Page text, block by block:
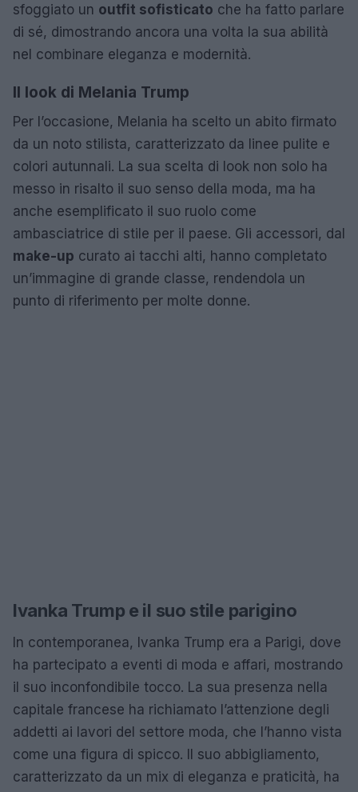
sfoggiato un outfit sofisticato che ha fatto parlare
di sé, dimostrando ancora una volta la sua abilità
nel combinare eleganza e modernità.
Il look di Melania Trump
Per l’occasione, Melania ha scelto un abito firmato
da un noto stilista, caratterizzato da linee pulite e
colori autunnali. La sua scelta di look non solo ha
messo in risalto il suo senso della moda, ma ha
anche esemplificato il suo ruolo come
ambasciatrice di stile per il paese. Gli accessori, dal
make-up curato ai tacchi alti, hanno completato
un’immagine di grande classe, rendendola un
punto di riferimento per molte donne.
Ivanka Trump e il suo stile parigino
In contemporanea, Ivanka Trump era a Parigi, dove
ha partecipato a eventi di moda e affari, mostrando
il suo inconfondibile tocco. La sua presenza nella
capitale francese ha richiamato l’attenzione degli
addetti ai lavori del settore moda, che l’hanno vista
come una figura di spicco. Il suo abbigliamento,
caratterizzato da un mix di eleganza e praticità, ha